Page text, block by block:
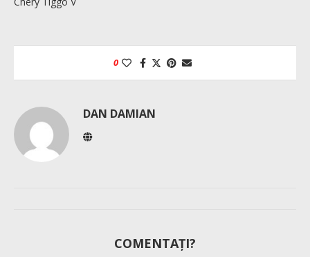
0
DAN DAMIAN
COMENTAȚI?